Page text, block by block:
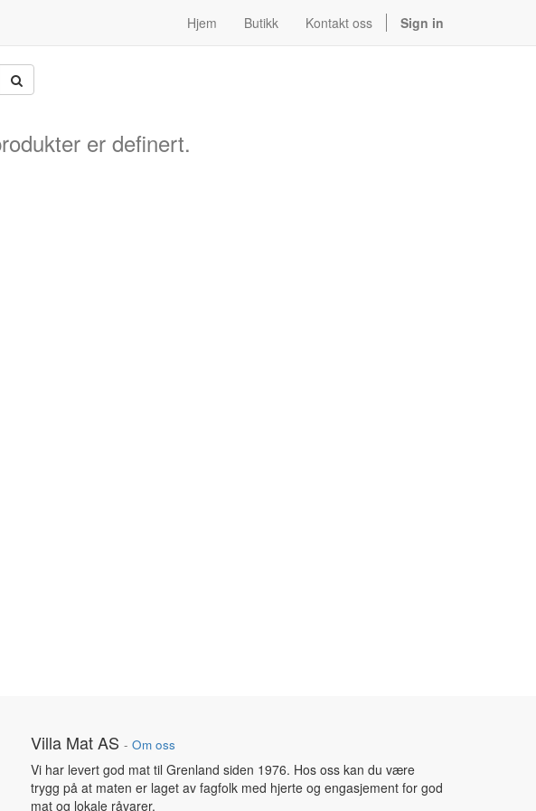
Hjem Butikk Kontakt oss Sign in
er definert.
Villa Mat AS - Om oss
Vi har levert god mat til Grenland siden 1976. Hos oss kan du være
trygg på at maten er laget av fagfolk med hjerte og engasjement for god
mat og lokale råvarer.